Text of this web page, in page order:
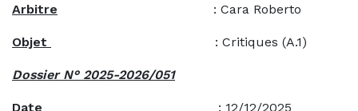
Arbitre : Cara Roberto
Objet : Critiques (A.1)
Dossier N° 2025-2026/051
Date : 12/12/2025